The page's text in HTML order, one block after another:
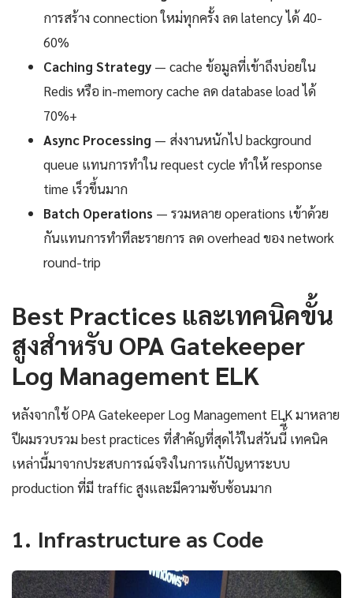
การสร้าง connection ใหม่ทุกครั้ง ลด latency ได้ 40-
60%
Caching Strategy — cache ข้อมูลที่เข้าถึงบ่อยใน
Redis หรือ in-memory cache ลด database load ได้
70%+
Async Processing — ส่งงานหนักไป background
queue แทนการทำใน request cycle ทำให้ response
time เร็วขึ้นมาก
Batch Operations — รวมหลาย operations เข้าด้วย
กันแทนการทำทีละรายการ ลด overhead ของ network
round-trip
Best Practices และเทคนิคขั้น
สูงสำหรับ OPA Gatekeeper
Log Management ELK
หลังจากใช้ OPA Gatekeeper Log Management ELK มาหลาย
ปีผมรวบรวม best practices ที่สำคัญที่สุดไว้ในส่วันนี้ี้ เทคนิค
เหล่านี้มาจากประสบการณ์จริงในการแก้ปัญหาระบบ
production ที่มี traffic สูงและมีความซับซ้อนมาก
1. Infrastructure as Code